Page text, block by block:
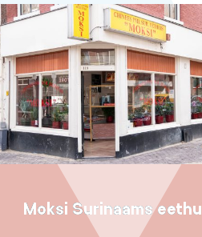
Moksi Surinaams